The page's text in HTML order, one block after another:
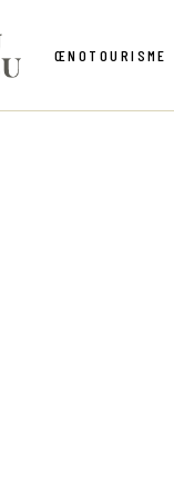
ŒNOTOURISME